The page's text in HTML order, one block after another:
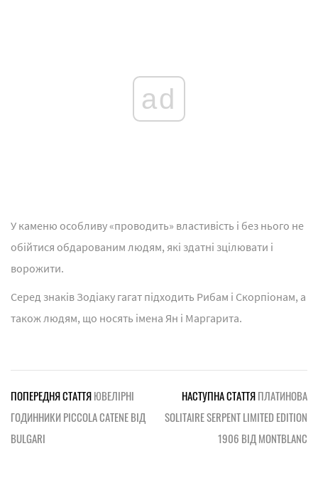
ad
У каменю особливу «проводить» властивість і без нього не
обійтися обдарованим людям, які здатні зцілювати і
ворожити.
Серед знаків Зодіаку гагат підходить Рибам і Скорпіонам, а
також людям, що носять імена Ян і Маргарита.
ПОПЕРЕДНЯ СТАТТЯЮВЕЛІРНІ
ГОДИННИКИ PICCOLA CATENE ВІД
BULGARI
НАСТУПНА СТАТТЯПЛАТИНОВА
SOLITAIRE SERPENT LIMITED EDITION
1906 ВІД MONTBLANC